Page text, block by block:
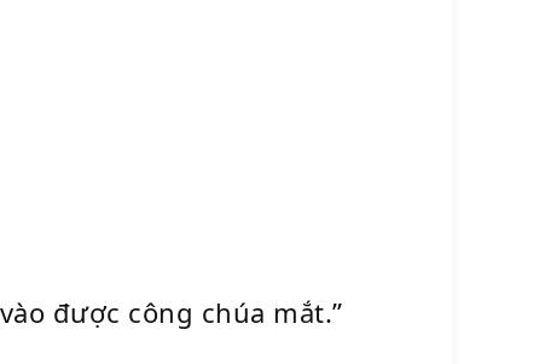
được công chúa mắt.”